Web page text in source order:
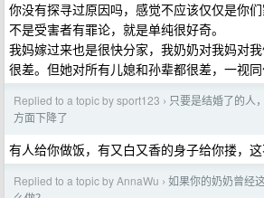
你没有探寻过原因吗，感觉不应该仅仅是你
不是受害者有罪论，就是单纯很好奇。
我妈嫁过来也是很快分家，我奶奶对我妈对
很差。但她对所有儿媳和孙辈都很差，一视
Replied to a topic by sport123 › 只要是结婚了的人
方面下降了
有人给你做饭，有又白又香的身子给你搂，
Replied to a topic by AnnaWu › 如果你的奶奶曾经